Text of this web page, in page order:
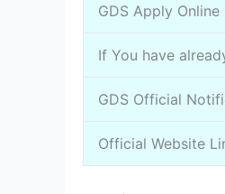
GDS Apply Online
If You have
GDS Official
Official Website